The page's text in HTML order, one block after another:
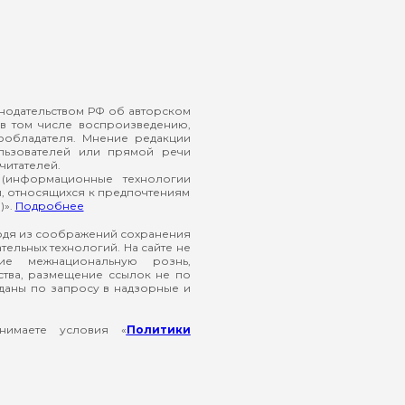
РФ об авторском
числе воспроизведению,
Мнение редакции
или прямой речи
технологии
относящихся к предпочтениям
Подробнее
из соображений сохранения
технологий. На сайте не
межнациональную рознь,
размещение ссылок не по
по запросу в надзорные и
условия «Политики